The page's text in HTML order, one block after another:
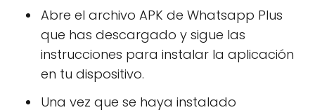
Abre el archivo APK de Whatsapp Plus
que has descargado y sigue las
instrucciones para instalar la aplicación
en tu dispositivo.
Una vez que se haya instalado